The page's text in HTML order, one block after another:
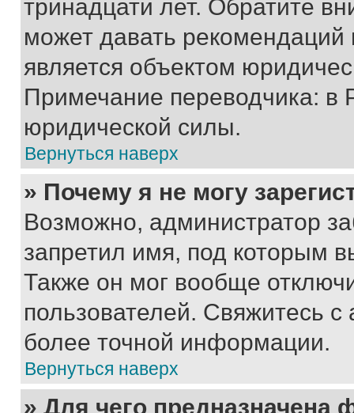
тринадцати лет. Обратите
может давать
является объектом
Примечание переводчика: в
юридической силы.
Вернуться наверх
» Почему я не могу
Возможно, администратор
запретил имя, под которым
Также он мог вообще
пользователей. Свяжитесь
более точной информации.
Вернуться наверх
» Для чего предназначена